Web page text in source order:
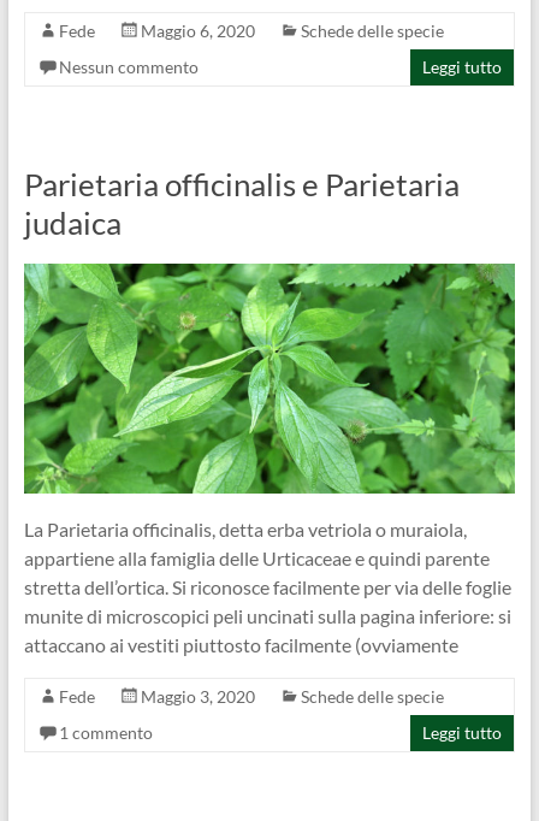
Fede Maggio 6, 2020
Schede delle specie
Nessun commento
Leggi tutto
Parietaria officinalis e Parietaria
judaica
La Parietaria officinalis, detta erba vetriola o muraiola,
appartiene alla famiglia delle Urticaceae e quindi parente
stretta dell’ortica. Si riconosce facilmente per via delle foglie
munite di microscopici peli uncinati sulla pagina inferiore: si
attaccano ai vestiti piuttosto facilmente (ovviamente
Fede Maggio 3, 2020
Schede delle specie
1 commento
Leggi tutto